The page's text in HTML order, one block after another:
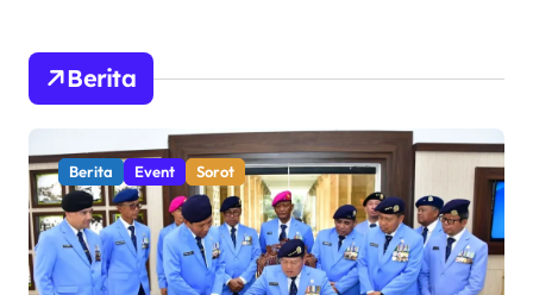
Berita
Berita Event Sorot